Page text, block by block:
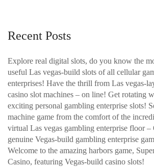
Recent Posts
Explore real digital slots, do you know the
useful Las vegas-build slots of all cellular
enterprises! Have the thrill from Las vegas-
casino slot machines – on line! Get rotating
exciting personal gambling enterprise slots!
machine game from the comfort of the
virtual Las vegas gambling enterprise floor –
genuine Vegas-build gambling enterprise
Welcome to the amazing harbors game,
Casino, featuring Vegas-build casino slots!